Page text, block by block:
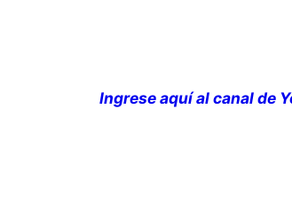
Ingrese aquí al canal de